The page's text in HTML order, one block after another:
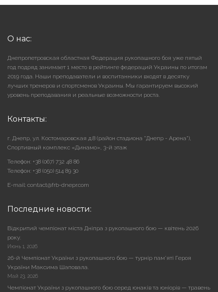
О нас:
Днепропетровская областная Федерация рукопашного боя уже пятый
год подряд занимает 1 место в рейтинге федераций Украины по итогам
2019 года. Наши преподаватели и воспитанники входят в десятку
лучших тренеров и спортсменов Украины. Мы гарантируем высокий
уровень преподавания и реальные возможности роста.
Контакты:
г. Днепр, ул. Костомаровская д.8 (район стадиона "Днепр - Арена"),
Cпортивный комплекс «Динамо», 3-й этаж
Телефон: +38 (067) 732 48 86
Телефон: +38 (050) 514 89 30
E-mail: contact@frb-dnepr.com
Последние новости:
Відкритий чемпіонат міста Дніпра з рукопашного бою — квітень 2026
року.
Июнь 1, 2026
26-й Чемпіонат України з рукопашного бою — турнір пам’яті Героя
України Максима Шаповала.
Май 23, 2026
Чемпіонат України з рукопашного бою серед юнаків та юніорів — травень